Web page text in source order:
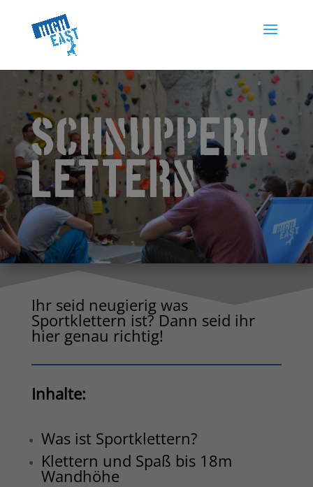
Schnupperk
lettern
Ihr seid neugierig was
Sportklettern ist? Dann seid ihr
hier genau richtig!
Inhalte:
Was ist Sportklettern?
Klettern und Spaß bis 18m
Wandhöhe